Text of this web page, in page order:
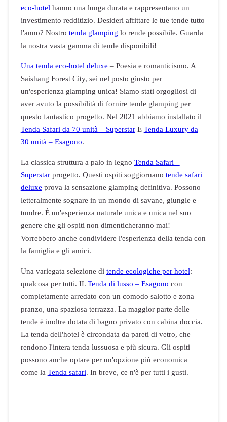
eco-hotelhanno una lunga durata e rappresentano un
investimento redditizio. Desideri affittare le tue tende tutto
l'anno? Nostro tenda glamping lo rende possibile. Guarda
la nostra vasta gamma di tende disponibili!
Una tenda eco-hotel deluxe – Poesia e romanticismo. A
Saishang Forest City, sei nel posto giusto per
un'esperienza glamping unica! Siamo stati orgogliosi di
aver avuto la possibilità di fornire tende glamping per
questo fantastico progetto. Nel 2021 abbiamo installato il
Tenda Safari da 70 unità – SuperstarE Tenda Luxury da
30 unità – Esagono.
La classica struttura a palo in legno Tenda Safari –
Superstarprogetto. Questi ospiti soggiornano tende safari
deluxe prova la sensazione glamping definitiva. Possono
letteralmente sognare in un mondo di savane, giungle e
tundre. È un'esperienza naturale unica e unica nel suo
genere che gli ospiti non dimenticheranno mai!
Vorrebbero anche condividere l'esperienza della tenda con
la famiglia e gli amici.
Una variegata selezione di tende ecologiche per hotel:
qualcosa per tutti. ILTenda di lusso – Esagono con
completamente arredato con un comodo salotto e zona
pranzo, una spaziosa terrazza. La maggior parte delle
tende è inoltre dotata di bagno privato con cabina doccia.
La tenda dell'hotel è circondata da pareti di vetro, che
rendono l'intera tenda lussuosa e più sicura. Gli ospiti
possono anche optare per un'opzione più economica
come la Tenda safari. In breve, ce n'è per tutti i gusti.